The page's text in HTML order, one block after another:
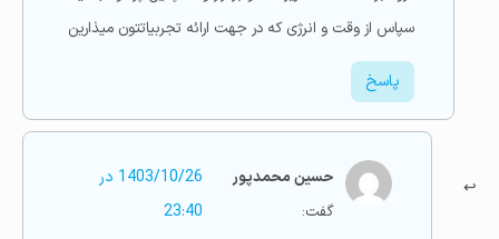
سپاس از وقت و انرژی که در جهت ارائه تجربیاتتون میذارین
پاسخ
حسین محمدپور
گفت:
1403/10/26 در
23:40